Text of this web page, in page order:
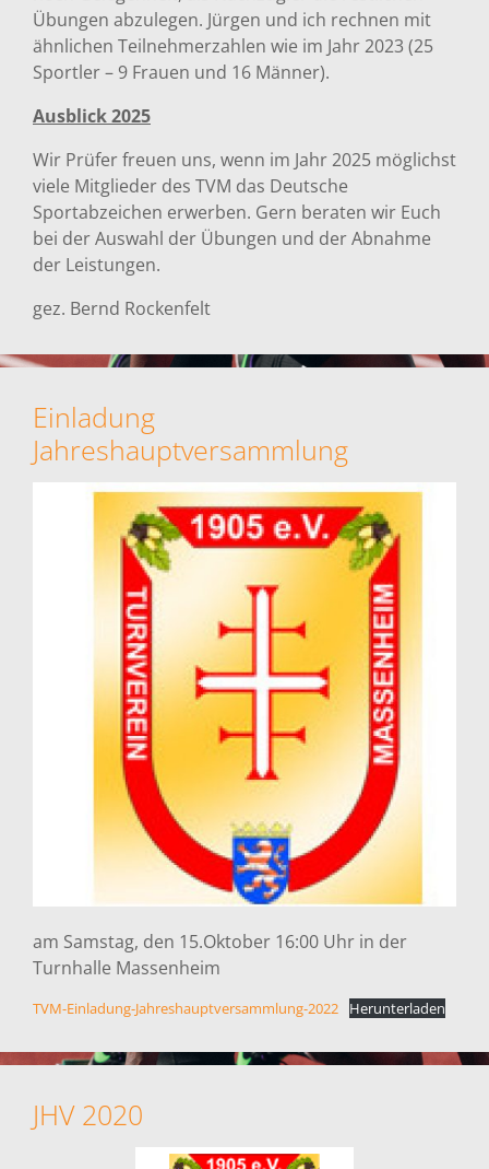
Übungen abzulegen. Jürgen und ich rechnen mit
ähnlichen Teilnehmerzahlen wie im Jahr 2023 (25
Sportler – 9 Frauen und 16 Männer).
Ausblick 2025
Wir Prüfer freuen uns, wenn im Jahr 2025 möglichst
viele Mitglieder des TVM das Deutsche
Sportabzeichen erwerben. Gern beraten wir Euch
bei der Auswahl der Übungen und der Abnahme
der Leistungen.
gez. Bernd Rockenfelt
Einladung
Jahreshauptversammlung
am Samstag, den 15.Oktober 16:00 Uhr in der
Turnhalle Massenheim
TVM-Einladung-Jahreshauptversammlung-2022 Herunterladen
JHV 2020